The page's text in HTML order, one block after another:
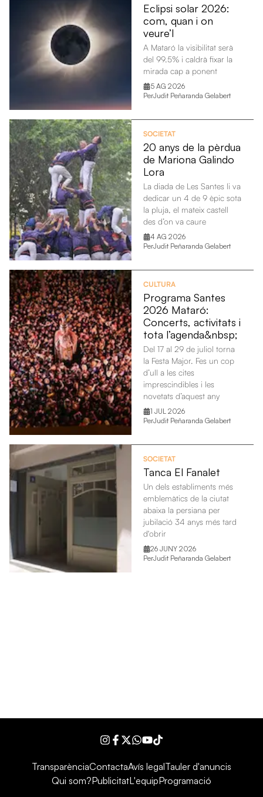
Eclipsi solar 2026:
com, quan i on
veure’l
A Mataró la visibilitat serà
del 99.5% i caldrà fixar la
mirada cap a ponent
5 AG 2026
PerJudit Peñaranda Gelabert
SOCIETAT
20 anys de la pèrdua
de Mariona Galindo
Lora
La diada de Les Santes li va
dedicar un 4 de 9 èpic sota
la pluja, el mateix castell
des d’on va caure
4 AG 2026
PerJudit Peñaranda Gelabert
CULTURA
Programa Santes
2026 Mataró:
Concerts, activitats i
tota l’agenda&nbsp;
Del 17 al 29 de juliol torna
la Festa Major. Fes un cop
d’ull a les cites
imprescindibles i les
novetats d’aquest any
1 JUL 2026
PerJudit Peñaranda Gelabert
SOCIETAT
Tanca El Fanalet
Un dels establiments més
emblemàtics de la ciutat
abaixa la persiana per
jubilació 34 anys més tard
d'obrir
26 JUNY 2026
PerJudit Peñaranda Gelabert
TransparènciaContactaAvís legalTauler d'anuncis
Qui som?PublicitatL'equipProgramació